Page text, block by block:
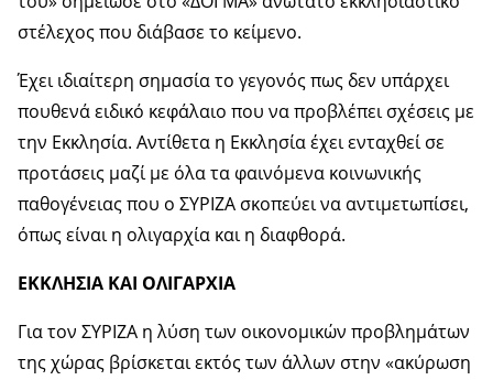
στέλεχος που διάβασε το κείμενο.
Έχει ιδιαίτερη σημασία το γεγονός πως δεν υπάρχει
πουθενά ειδικό κεφάλαιο που να προβλέπει σχέσεις με
την Εκκλησία. Αντίθετα η Εκκλησία έχει ενταχθεί σε
προτάσεις μαζί με όλα τα φαινόμενα κοινωνικής
παθογένειας που ο ΣΥΡΙΖΑ σκοπεύει να αντιμετωπίσει,
όπως είναι η ολιγαρχία και η διαφθορά.
ΕΚΚΛΗΣΙΑ ΚΑΙ ΟΛΙΓΑΡΧΙΑ
Για τον ΣΥΡΙΖΑ η λύση των οικονομικών προβλημάτων
της χώρας βρίσκεται εκτός των άλλων στην «ακύρωση